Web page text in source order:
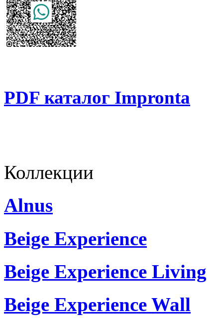
PDF каталог Impronta
Коллекции
Alnus
Beige Experience
Beige Experience Living
Beige Experience Wall